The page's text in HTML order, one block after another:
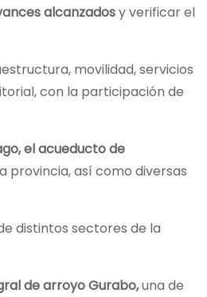
alcanzadosy verificar el
movilidad, servicios
con la participación de
el acueducto de
provincia, así como diversas
distintos sectores de la
de arroyo Gurabo,una de